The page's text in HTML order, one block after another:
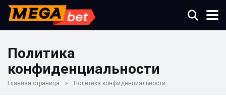
Политика
конфиденциальности
Главная страница » Политика конфиденциальности